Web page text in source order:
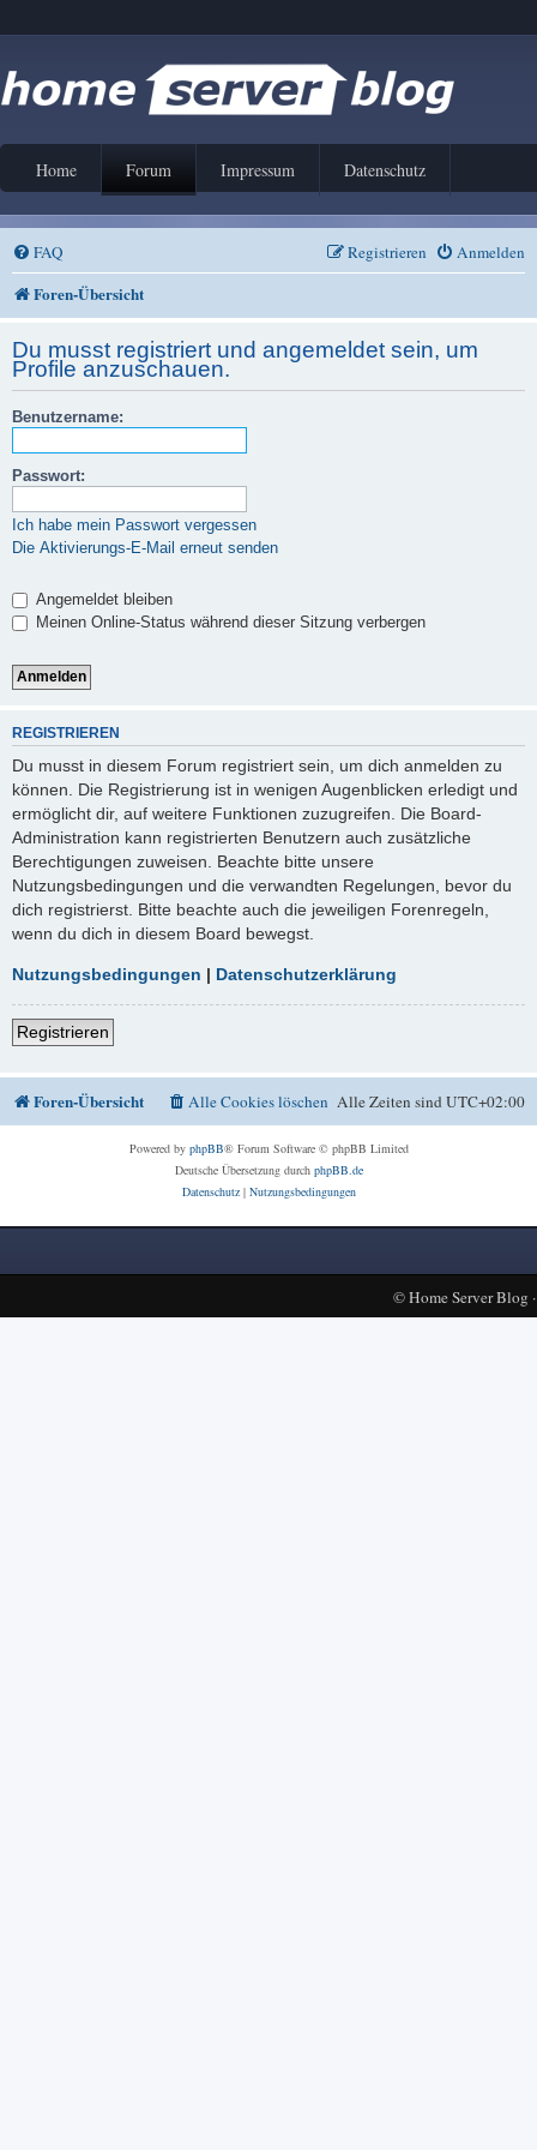
Home Forum Impressum Datenschutz
FAQ Anmelden
Registrieren
Foren-Übersicht
Du musst registriert und angemeldet sein, um
Profile anzuschauen.
Benutzername:
Passwort:
Ich habe mein Passwort vergessen
Die Aktivierungs-E-Mail erneut senden
Angemeldet bleiben
Meinen Online-Status während dieser Sitzung verbergen
REGISTRIEREN
Du musst in diesem Forum registriert sein, um dich anmelden zu
können. Die Registrierung ist in wenigen Augenblicken erledigt und
ermöglicht dir, auf weitere Funktionen zuzugreifen. Die Board-
Administration kann registrierten Benutzern auch zusätzliche
Berechtigungen zuweisen. Beachte bitte unsere
Nutzungsbedingungen und die verwandten Regelungen, bevor du
dich registrierst. Bitte beachte auch die jeweiligen Forenregeln,
wenn du dich in diesem Board bewegst.
Nutzungsbedingungen | Datenschutzerklärung
Registrieren
Foren-Übersicht Alle Zeiten sindUTC+02:00
Alle Cookies löschen
Powered by phpBB® Forum Software © phpBB Limited
Deutsche Übersetzung durch phpBB.de
Datenschutz| Nutzungsbedingungen
©Home Server Blog